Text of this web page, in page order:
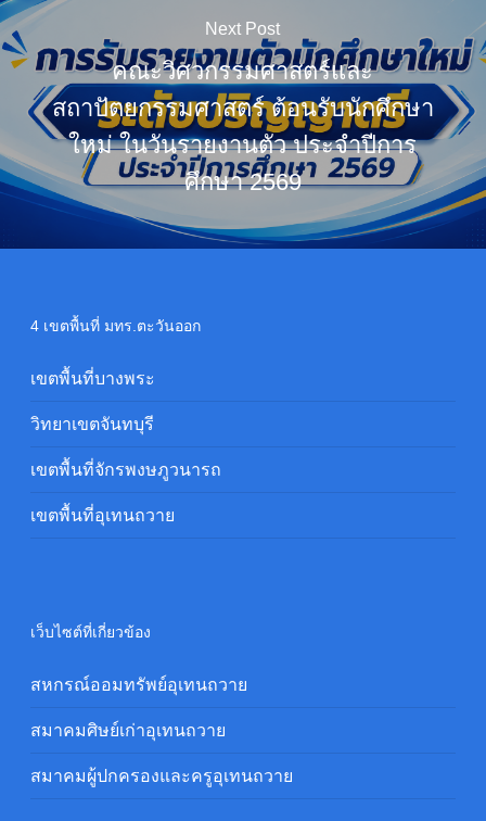
Next Post
คณะวิศวกรรมศาสตร์และ
สถาปัตยกรรมศาสตร์ ต้อนรับนักศึกษา
ใหม่ ในวันรายงานตัว ประจำปีการ
ศึกษา 2569
4 เขตพื้นที่ มทร.ตะวันออก
เขตพื้นที่บางพระ
วิทยาเขตจันทบุรี
เขตพื้นที่จักรพงษภูวนารถ
เขตพื้นที่อุเทนถวาย
เว็บไซต์ที่เกี่ยวข้อง
สหกรณ์ออมทรัพย์อุเทนถวาย
สมาคมศิษย์เก่าอุเทนถวาย
สมาคมผู้ปกครองและครูอุเทนถวาย